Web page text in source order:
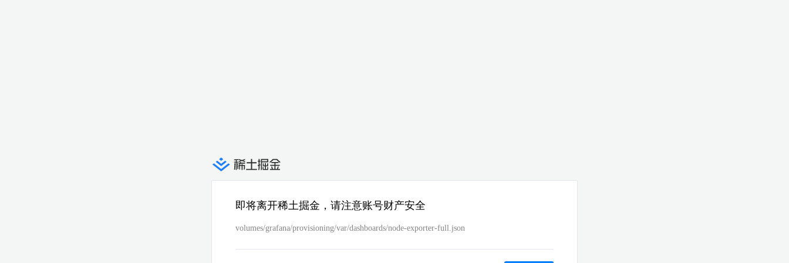
即将离开稀土掘金，请注意账号财产安全
volumes/grafana/provisioning/var/dashboards/node-exporter-full.json